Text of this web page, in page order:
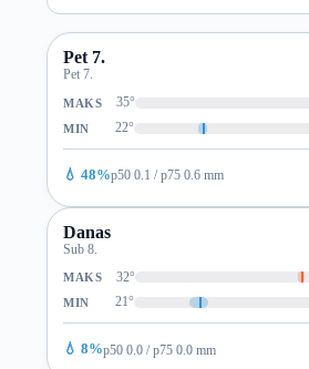
Pet 7.
Pet 7.
MAKS 35°
MIN 22°
💧 48%p50 0.1 / p75 0.6 mm
Danas
Sub 8.
MAKS 32°
MIN 21°
💧 8%p50 0.0 / p75 0.0 mm